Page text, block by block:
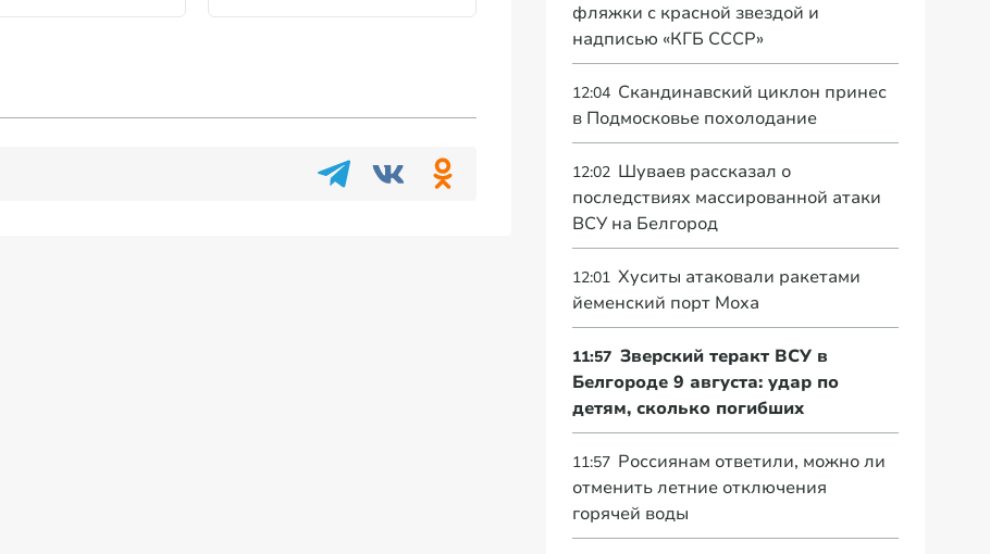
фляжки с красной звездой и
надписью «КГБ СССР»
12:04 Скандинавский циклон принес
в Подмосковье похолодание
12:02 Шуваев рассказал о
последствиях массированной атаки
ВСУ на Белгород
12:01 Хуситы атаковали ракетами
йеменский порт Моха
11:57 Зверский теракт ВСУ в
Белгороде 9 августа: удар по
детям, сколько погибших
11:57 Россиянам ответили, можно ли
отменить летние отключения
горячей воды